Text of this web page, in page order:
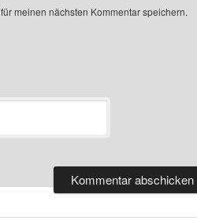
meinen nächsten Kommentar speichern.